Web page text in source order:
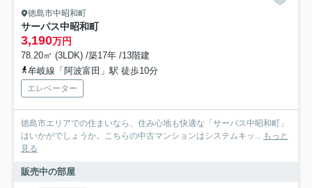
徳島市中昭和町
サーパス中昭和町
3,190万円
78.20㎡ (3LDK) /築17年 /13階建
牟岐線「阿波富田」駅 徒歩10分
エレベーター
徳島市エリアでの住まいなら、住み心地も快適な「サーパス中昭和町」
はいかがでしょうか。こちらの中古マンションはシステムキッ...
もっと
見る
販売中の部屋